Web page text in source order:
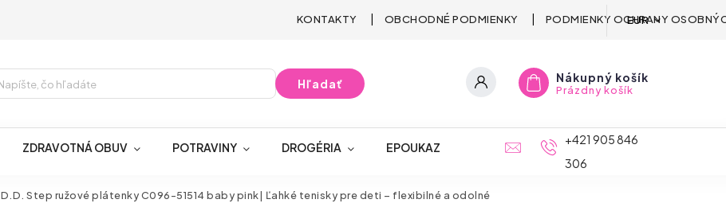
KONTAKTY OBCHODNÉ PODMIENKY PODMIENKY OCHRANY
EUR
Hľadať Nákupný košík
Prázdny košík
ZDRAVOTNÁ OBUV POTRAVINY DROGÉRIA EPOUKAZ
+421 905 846
306
D.D. Step ružové plátenky C096-51514 baby pink| Ľahké tenisky pre deti – flexibilné a odolné